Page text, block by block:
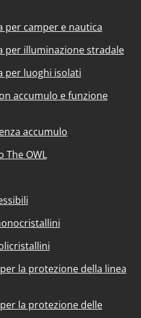
per camper e nautica
per illuminazione stradale
per luoghi isolati
accumulo e funzione
accumulo
The OWL
la protezione della linea
la protezione delle